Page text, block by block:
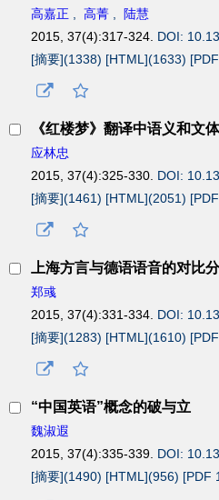
高嘉正 高菁
陆慧
2015, 37(4):317-324. DOI:
[摘要](1338) [HTML](1633)
《红楼梦》翻译中语义和文
应林忠
2015, 37(4):325-330. DOI:
[摘要](1461) [HTML](2051)
上海方言与德语语音的对比
郑彧
2015, 37(4):331-334. DOI:
[摘要](1283) [HTML](1610)
“中国英语”概念的破与立
魏淑遐
2015, 37(4):335-339. DOI:
[摘要](1490) [HTML](956) [PDF